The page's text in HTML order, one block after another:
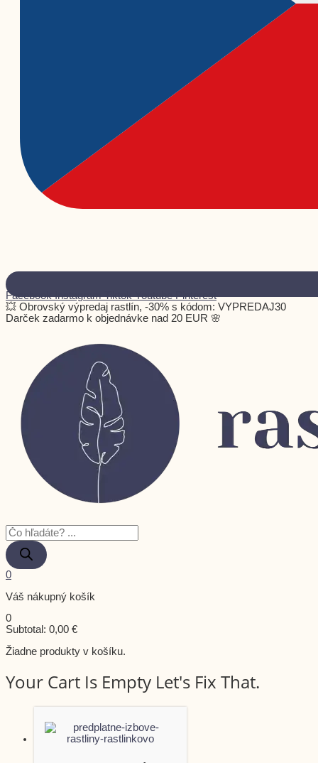
Facebook Instagram Tiktok Youtube Pinterest
💥 Obrovský výpredaj rastlín, -30% s kódom: VYPREDAJ30
Darček zadarmo k objednávke nad 20 EUR 🌸
0
Váš nákupný košík
0
Subtotal: 0,00 €
Žiadne produkty v košíku.
Your Cart Is Empty Let's Fix That.